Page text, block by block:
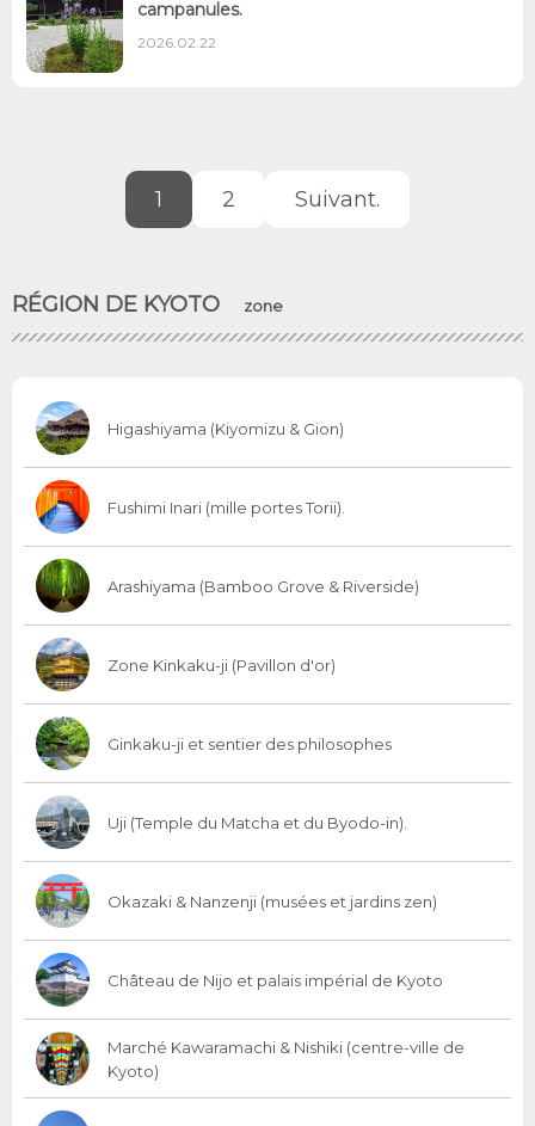
campanules.
2026.02.22
1 2 Suivant.
RÉGION DE KYOTO zone
Higashiyama (Kiyomizu & Gion)
Fushimi Inari (mille portes Torii).
Arashiyama (Bamboo Grove & Riverside)
Zone Kinkaku-ji (Pavillon d'or)
Ginkaku-ji et sentier des philosophes
Uji (Temple du Matcha et du Byodo-in).
Okazaki & Nanzenji (musées et jardins zen)
Château de Nijo et palais impérial de Kyoto
Marché Kawaramachi & Nishiki (centre-ville de
Kyoto)